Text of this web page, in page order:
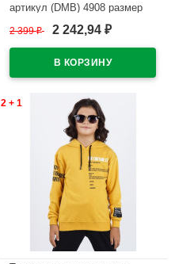
артикул (DMB) 4908 размер
32/128-44/164 цвет желтый
2 399₽ 2 242,94 ₽
2 + 1